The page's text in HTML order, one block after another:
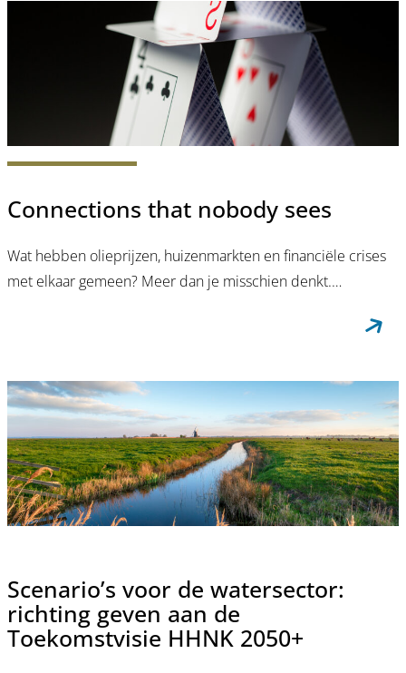
Connections that nobody sees
Wat hebben olieprijzen, huizenmarkten en financiële crises
met elkaar gemeen? Meer dan je misschien denkt.…
Scenario’s voor de watersector:
richting geven aan de
Toekomstvisie HHNK 2050+